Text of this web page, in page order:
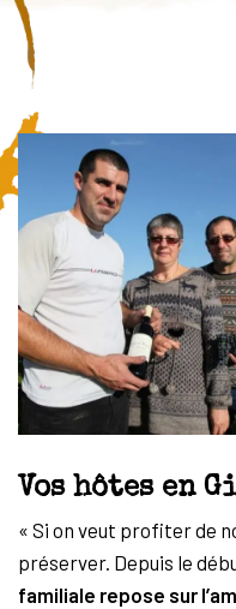
Vos hôtes en
« Si on veut profiter de
préserver. Depuis le
familiale repose sur